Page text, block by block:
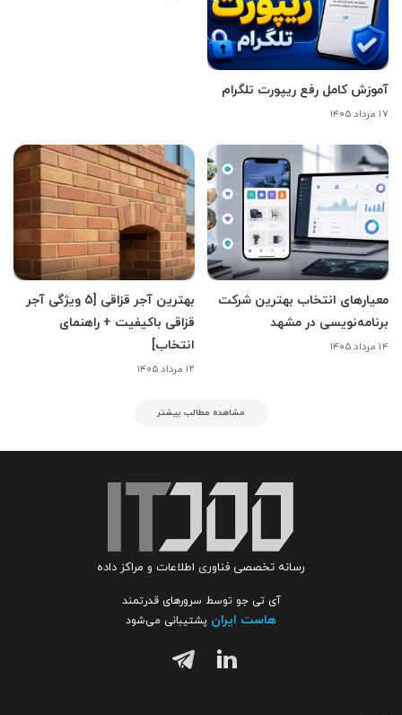
آموزش کامل رفع ریپورت تلگرام
۱۷ مرداد ۱۴۰۵
معیارهای انتخاب بهترین شرکت
برنامه‌نویسی در مشهد
۱۴ مرداد ۱۴۰۵
بهترین آجر قزاقی [5 ویژگی آجر
قزاقی باکیفیت + راهنمای
انتخاب]
۱۲ مرداد ۱۴۰۵
مشاهده مطالب بیشتر
رسانه تخصصی فناوری اطلاعات و مراکز داده
آی تی جو توسط سرورهای قدرتمند
هاست ایران پشتیبانی می‌شود